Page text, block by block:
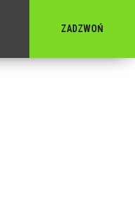
ZADZWOŃ